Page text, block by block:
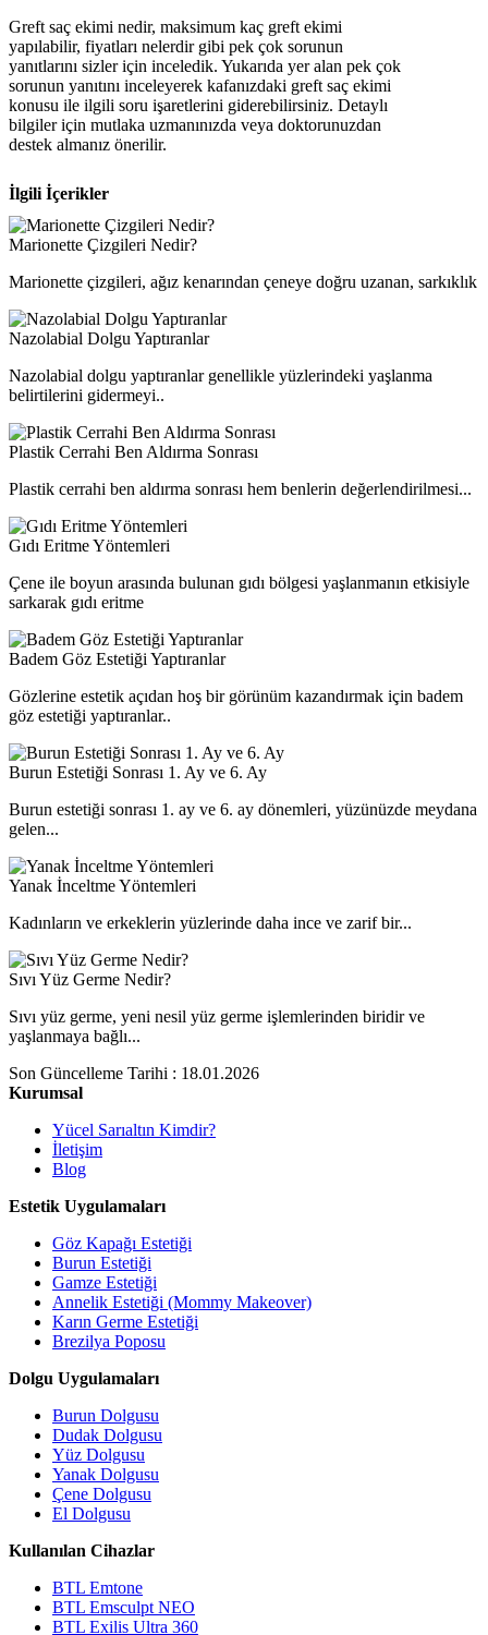
Greft saç ekimi nedir, maksimum kaç greft ekimi
yapılabilir, fiyatları nelerdir gibi pek çok sorunun
yanıtlarını sizler için inceledik. Yukarıda yer alan pek çok
sorunun yanıtını inceleyerek kafanızdaki greft saç ekimi
konusu ile ilgili soru işaretlerini giderebilirsiniz. Detaylı
bilgiler için mutlaka uzmanınızda veya doktorunuzdan
destek almanız önerilir.
İlgili İçerikler
Marionette Çizgileri Nedir?
Marionette çizgileri, ağız kenarından çeneye doğru uzanan, sarkıklık
Nazolabial Dolgu Yaptıranlar
Nazolabial dolgu yaptıranlar genellikle yüzlerindeki yaşlanma
belirtilerini gidermeyi..
Plastik Cerrahi Ben Aldırma Sonrası
Plastik cerrahi ben aldırma sonrası hem benlerin değerlendirilmesi...
Gıdı Eritme Yöntemleri
Çene ile boyun arasında bulunan gıdı bölgesi yaşlanmanın etkisiyle
sarkarak gıdı eritme
Badem Göz Estetiği Yaptıranlar
Gözlerine estetik açıdan hoş bir görünüm kazandırmak için badem
göz estetiği yaptıranlar..
Burun Estetiği Sonrası 1. Ay ve 6. Ay
Burun estetiği sonrası 1. ay ve 6. ay dönemleri, yüzünüzde meydana
gelen...
Yanak İnceltme Yöntemleri
Kadınların ve erkeklerin yüzlerinde daha ince ve zarif bir...
Sıvı Yüz Germe Nedir?
Sıvı yüz germe, yeni nesil yüz germe işlemlerinden biridir ve
yaşlanmaya bağlı...
Son Güncelleme Tarihi : 18.01.2026
Kurumsal
Yücel Sarıaltın Kimdir?
İletişim
Blog
Estetik Uygulamaları
Göz Kapağı Estetiği
Burun Estetiği
Gamze Estetiği
Annelik Estetiği (Mommy Makeover)
Karın Germe Estetiği
Brezilya Poposu
Dolgu Uygulamaları
Burun Dolgusu
Dudak Dolgusu
Yüz Dolgusu
Yanak Dolgusu
Çene Dolgusu
El Dolgusu
Kullanılan Cihazlar
BTL Emtone
BTL Emsculpt NEO
BTL Exilis Ultra 360